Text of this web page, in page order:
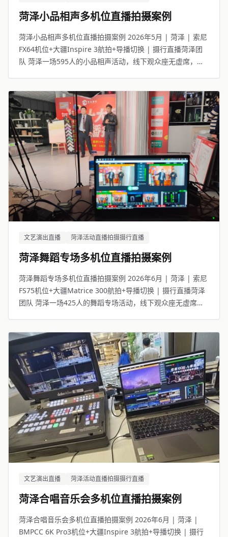
菏泽小品相声多机位直播拍摄案例
菏泽小品相声多机位直播拍摄案例 2026年5月 | 菏泽 | 索尼
FX64机位+大疆Inspire 3航拍+导播切换 | 摄行直播菏泽团
队 菏泽一场595人的小品相声活动，线下观众座无虚席，线
文艺演出直播 菏泽活动直播拍摄摄行直播
菏泽舞蹈专场多机位直播拍摄案例
菏泽舞蹈专场多机位直播拍摄案例 2026年6月 | 菏泽 | 索尼
FS75机位+大疆Matrice 300航拍+导播切换 | 摄行直播菏泽
团队 菏泽一场425人的舞蹈专场活动，线下观众座无虚席，
文艺演出直播 菏泽活动直播拍摄摄行直播
菏泽合唱音乐会多机位直播拍摄案例
菏泽合唱音乐会多机位直播拍摄案例 2026年6月 | 菏泽 |
BMPCC 6K Pro3机位+大疆Inspire 3航拍+导播切换 | 摄行